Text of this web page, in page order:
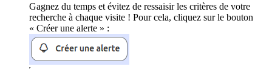
Gagnez du temps et évitez de ressaisir les critères de votre
recherche à chaque visite ! Pour cela, cliquez sur le bouton
« Créer une alerte » :